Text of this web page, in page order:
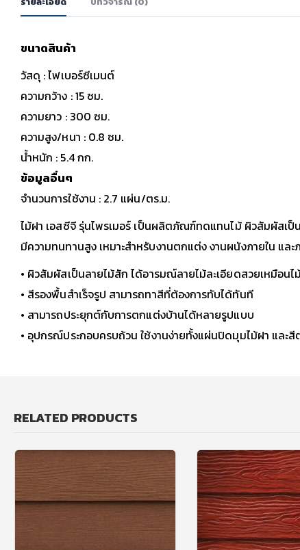
ขนาดสินค้า
วัสดุ : ไฟเบอร์ซีเมนต์
ความกว้าง : 15 ซม.
ความยาว : 300 ซม.
ความสูง/หนา : 0.8 ซม.
น้ำหนัก : 5.4 กก.
ข้อมูลอื่นๆ
จำนวนการใช้งาน : 2.7 แผ่น/ตร.ม.
ไม้ฝา เอสซีจี รุ่นไพรเมอร์ เป็นผลิตภัณฑ์ทดแทนไม้ ผิวสัมผัสเ
มีความทนทานสูง เหมาะสำหรับงานตกแต่ง งานผนังภายใน แล
• ผิวสัมผัสเป็นลายไม้สัก ได้อารมณ์ลายไม้ละเอียดสวยเหมือนไ
• สีรองพื้นสำเร็จรูป สามารถทาสีที่ต้องการทับได้ทันที
• สามารถประยุกต์กับการตกแต่งบ้านได้หลายรูปแบบ
• อุปกรณ์ประกอบครบถ้วน ใช้งานง่ายทั้งแผ่นปิดมุมไม้ฝา และ
RELATED PRODUCTS